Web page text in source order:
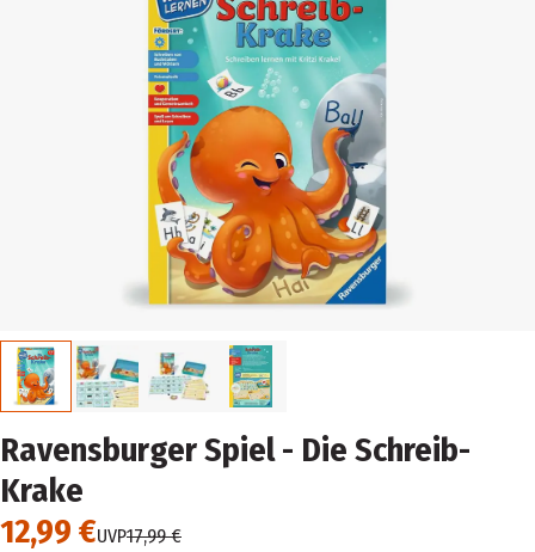
Ravensburger Spiel - Die Schreib-
Krake
12,99 €UVP17,99 €